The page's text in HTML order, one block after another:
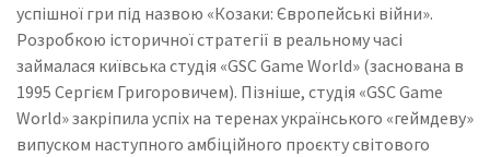
успішної гри під назвою «Козаки: Європейські війни».
Розробкою історичної стратегії в реальному часі
займалася київська студія «GSC Game World» (заснована в
1995 Сергієм Григоровичем). Пізніше, студія «GSC Game
World» закріпила успіх на теренах українського «геймдеву»
випуском наступного амбіційного проєкту світового